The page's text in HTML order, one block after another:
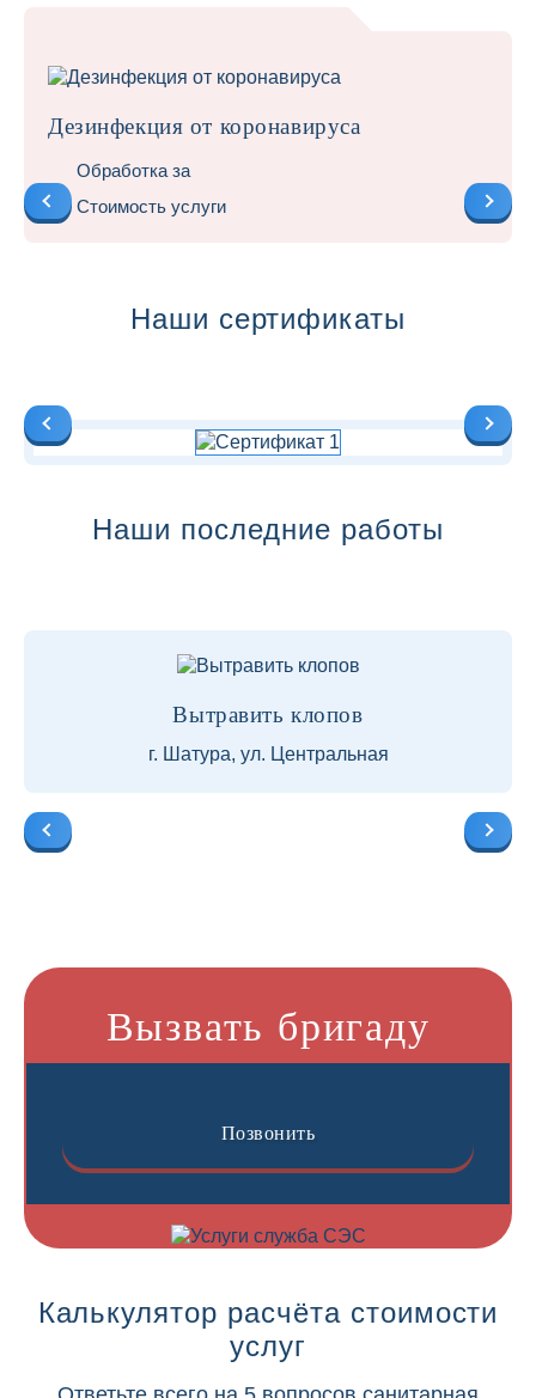
Дезинфекция от коронавируса
Обработка за
Стоимость услуги
Наши сертификаты
Наши последние работы
Вытравить клопов
г. Шатура, ул. Центральная
Вызвать бригаду
Позвонить
Калькулятор расчёта стоимости
услуг